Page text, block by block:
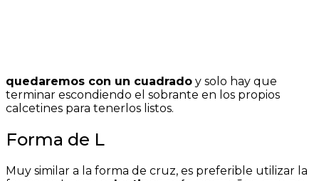
quedaremos con un cuadrado y solo hay que
terminar escondiendo el sobrante en los propios
calcetines para tenerlos listos.
Forma de L
Muy similar a la forma de cruz, es preferible utilizar la